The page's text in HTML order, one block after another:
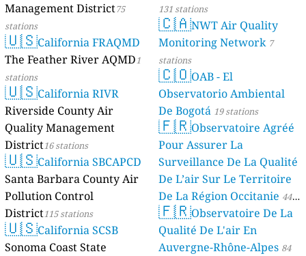
Management District75
stations
🇺🇸California FRAQMD
The Feather River AQMD1
stations
🇺🇸California RIVR
Riverside County Air
Quality Management
District16 stations
🇺🇸California SBCAPCD
Santa Barbara County Air
Pollution Control
District115 stations
🇺🇸California SCSB
Sonoma Coast State
131 stations
🇨🇦NWT Air Quality
Monitoring Network 7
stations
🇨🇴OAB - El
Observatorio Ambiental
De Bogotá 19 stations
🇫🇷Observatoire Agréé
Pour Assurer La
Surveillance De La Qualité
De L’air Sur Le Territoire
De La Région Occitanie 44
stations
🇫🇷Observatoire De La
Qualité De L'air En
Auvergne-Rhône-Alpes 84